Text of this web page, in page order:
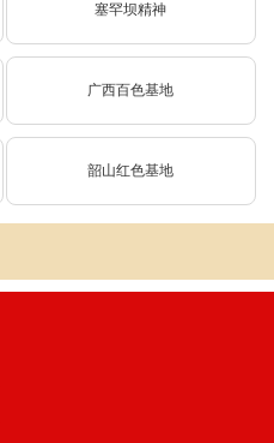
塞罕坝精神
广西百色基地
韶山红色基地